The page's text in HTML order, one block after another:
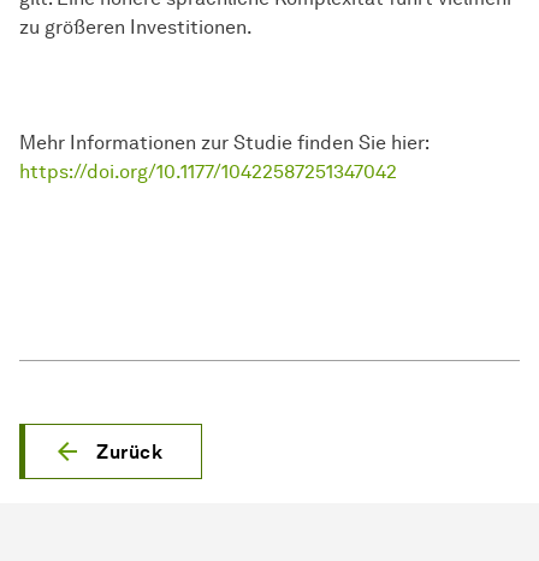
zu größeren Investitionen.
Mehr Informationen zur Studie finden Sie hier:
https://doi.org/10.1177/10422587251347042
Zurück